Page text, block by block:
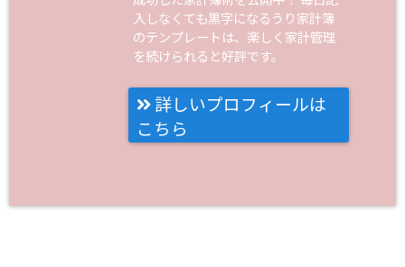
入しなくても黒字になるうり家計簿
のテンプレートは、楽しく家計管理
を続けられると好評です。
詳しいプロフィールは
こちら